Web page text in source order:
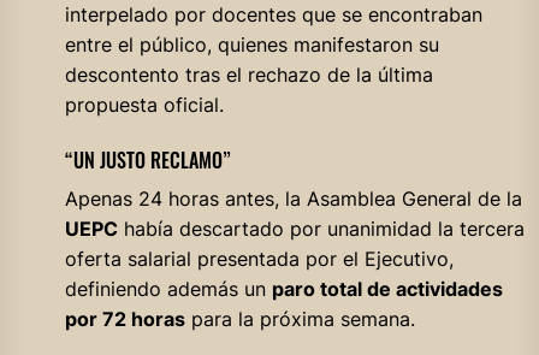
interpelado por docentes que se encontraban
entre el público, quienes manifestaron su
descontento tras el rechazo de la última
propuesta oficial.
“UN JUSTO RECLAMO”
Apenas 24 horas antes, la Asamblea General de la
UEPChabía descartado por unanimidad la tercera
oferta salarial presentada por el Ejecutivo,
definiendo además un paro total de actividades
por 72 horaspara la próxima semana.